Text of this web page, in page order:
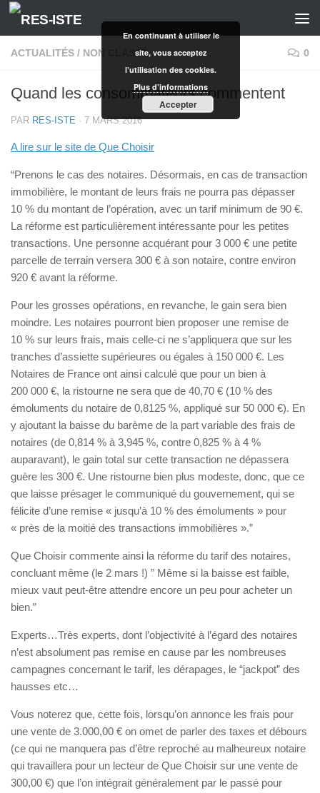
Skip to content
ACTUALITÉS / NON CLASSÉ 0
Quand les consommateurs commentent
PAR RES-ISTE · 7 MARS 2016
A lire sur le site de Que Choisir
“Prenons le cas des notaires. Désormais, en cas de transaction
immobilière, le montant de leurs frais ne pourra pas dépasser
10 % du montant de l’opération, avec un tarif minimum de 90 €.
La réforme est particulièrement intéressante pour les petites
transactions. Une personne acquérant pour 3 000 € une petite
parcelle de terrain versera 300 € à son notaire, contre environ
920 € avant la réforme.
Pour les grosses opérations, en revanche, le gain sera bien
moindre. Les notaires pourront bien proposer une remise de
10 % sur leurs frais, mais celle-ci ne s’appliquera que sur les
tranches d’assiette supérieures ou égales à 150 000 €. Les
Notaires de France ont ainsi calculé que pour un bien à
200 000 €, la ristourne ne sera que de 40,70 € (10 % des
émoluments du notaire de 0,8125 %, appliqué sur 50 000 €). En
y ajoutant la baisse du barème de la part variable des frais de
notaires (de 0,814 % à 3,945 %, contre 0,825 % à 4 %
auparavant), le gain total sur cette transaction ne dépassera
guère les 300 €. Une ristourne bien plus modeste, donc, que ce
que laisse présager le communiqué du gouvernement, qui se
félicite d’une remise « jusqu’à 10 % des émoluments » pour
« près de la moitié des transactions immobilières ».”
Que Choisir commente ainsi la réforme du tarif des notaires,
concluant même (le 2 mars !) ” Même si la baisse est faible,
mieux vaut peut-être attendre encore un peu pour acheter un
bien.”
Experts…Très experts, dont l’objectivité à l’égard des notaires
n’est absolument pas remise en cause par les nombreuses
campagnes concernant le tarif, les dérapages, le “jackpot” des
hausses etc…
Vous noterez que, cette fois, lorsqu’on annonce les frais pour
une vente de 3.000,00 € on omet de parler des taxes et débours
(ce qui ne manquera pas d’être reproché au malheureux notaire
qui travaillera pour un lecteur de Que Choisir sur une vente de
300,00 €) que l’on intégrait généralement par le passé pour
En continuant à utiliser le
site, vous acceptez
l’utilisation des cookies.
Plus d’informations
Accepter